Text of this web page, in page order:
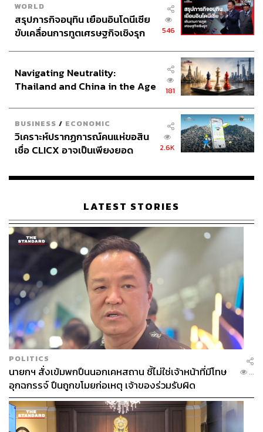
WORLD
สรุปภารกิจอนุทิน เยือนอินโดนีเซีย
ขับเคลื่อนการทูตเศรษฐกิจเชิงรุก
546
Navigating Neutrality:
Thailand and China in the Age
181
BUSINESS / ECONOMIC
วิเคราะห์ปรากฏการณ์คนแห่ขอสิน
เชื่อ CLICX อาจเป็นเพียงยอด
เรือนไทยที่ถูกซุกไว้
2.6K
LATEST STORIES
POLITICS
นายกฯ สั่งเข้มพกปืนนอกเคหสถาน ชี้ไม่ใช่เจ้าหน้าที่มีโทษ
อุกฉกรรจ์ ปืนถูกขโมยก่อเหตุ เจ้าของร่วมรับผิด
...